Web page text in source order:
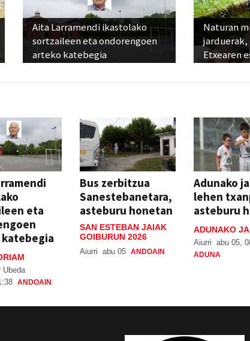
Aita Larramendi ikastolako
sortzaileen eta ondorengoen
arteko katebegia
Naturan
jarduerak,
Etxearen
eta
Ubeda
ANDOAIN
Bus zerbitzua
Sanestebanetara,
asteburu honetan
SAN ESTEBAN JAIAK
GOIBURUN 2026
Aiurri abu 05 ANDOAIN
Adunako
lehen
asteburu
ADUNAKO
Aiurri abu 05,
ADUNA